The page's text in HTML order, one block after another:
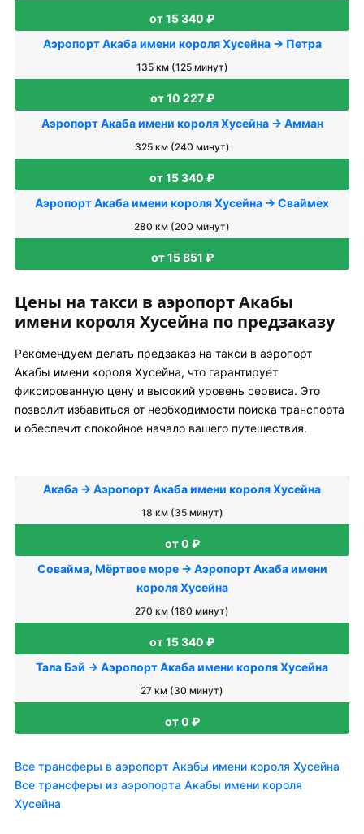
от 15 340 ₽
Аэропорт Акаба имени короля Хусейна → Петра
135 км (125 минут)
от 10 227 ₽
Аэропорт Акаба имени короля Хусейна → Амман
325 км (240 минут)
от 15 340 ₽
Аэропорт Акаба имени короля Хусейна → Сваймех
280 км (200 минут)
от 15 851 ₽
Цены на такси в аэропорт Акабы
имени короля Хусейна по предзаказу
Рекомендуем делать предзаказ на такси в аэропорт
Акабы имени короля Хусейна, что гарантирует
фиксированную цену и высокий уровень сервиса. Это
позволит избавиться от необходимости поиска транспорта
и обеспечит спокойное начало вашего путешествия.
Акаба → Аэропорт Акаба имени короля Хусейна
18 км (35 минут)
от 0 ₽
Совайма, Мёртвое море → Аэропорт Акаба имени
короля Хусейна
270 км (180 минут)
от 15 340 ₽
Тала Бэй → Аэропорт Акаба имени короля Хусейна
27 км (30 минут)
от 0 ₽
Все трансферы в аэропорт Акабы имени короля Хусейна
Все трансферы из аэропорта Акабы имени короля
Хусейна